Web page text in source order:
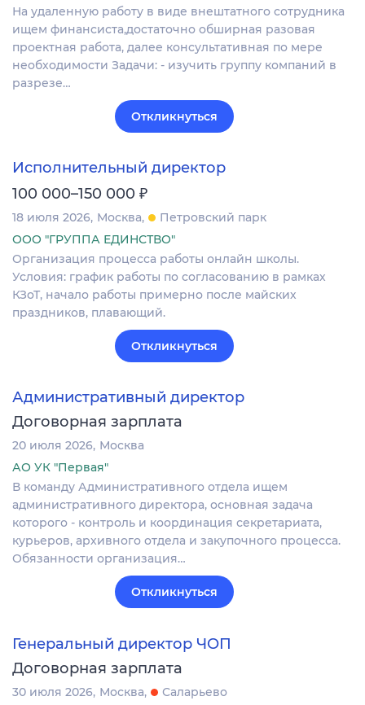
На удаленную работу в виде внештатного сотрудника
ищем финансиста,достаточно обширная разовая
проектная работа, далее консультативная по мере
необходимости Задачи: - изучить группу компаний в
разрезе…
Откликнуться
Исполнительный директор
100 000–150 000 ₽
18 июля 2026 Москва
Петровский парк
ООО "ГРУППА ЕДИНСТВО"
Организация процесса работы онлайн школы.
Условия: график работы по согласованию в рамках
КЗоТ, начало работы примерно после майских
праздников, плавающий.
Откликнуться
Административный директор
Договорная зарплата
20 июля 2026 Москва
АО УК "Первая"
В команду Административного отдела ищем
административного директора, основная задача
которого - контроль и координация секретариата,
курьеров, архивного отдела и закупочного процесса.
Обязанности организация…
Откликнуться
Генеральный директор ЧОП
Договорная зарплата
30 июля 2026 Москва
Саларьево